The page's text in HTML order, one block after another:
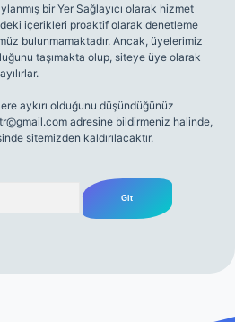
bir Yer Sağlayıcı olarak hizmet
içerikleri proaktif olarak denetleme
bulunmamaktadır. Ancak, üyelerimiz
taşımakta olup, siteye üye olarak
aykırı olduğunu düşündüğünüz
adresine bildirmeniz halinde,
sitemizden kaldırılacaktır.